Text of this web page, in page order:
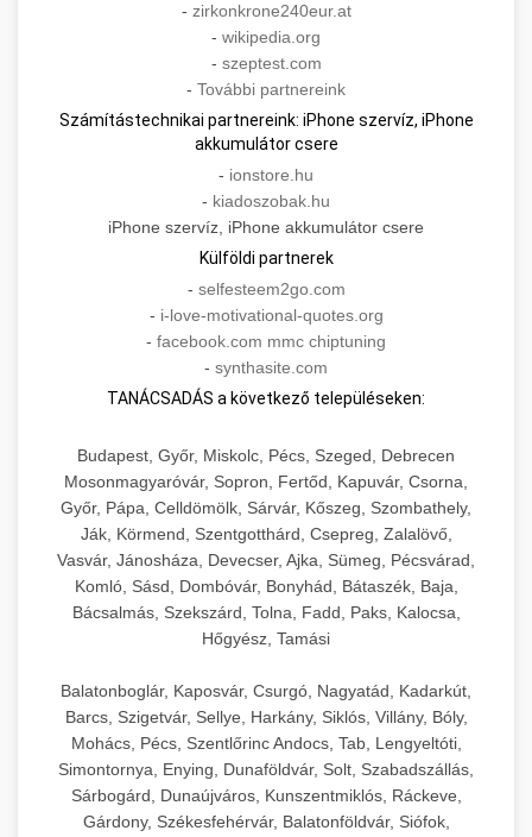
- zirkonkrone240eur.at
- wikipedia.org
- szeptest.com
- További partnereink
Számítástechnikai partnereink: iPhone szervíz, iPhone
akkumulátor csere
- ionstore.hu
- kiadoszobak.hu
iPhone szervíz, iPhone akkumulátor csere
Külföldi partnerek
- selfesteem2go.com
- i-love-motivational-quotes.org
- facebook.com mmc chiptuning
- synthasite.com
TANÁCSADÁS a következő településeken:
Budapest, Győr, Miskolc, Pécs, Szeged, Debrecen
Mosonmagyaróvár, Sopron, Fertőd, Kapuvár, Csorna,
Győr, Pápa, Celldömölk, Sárvár, Kőszeg, Szombathely,
Ják, Körmend, Szentgotthárd, Csepreg, Zalalövő,
Vasvár, Jánosháza, Devecser, Ajka, Sümeg, Pécsvárad,
Komló, Sásd, Dombóvár, Bonyhád, Bátaszék, Baja,
Bácsalmás, Szekszárd, Tolna, Fadd, Paks, Kalocsa,
Hőgyész, Tamási
Balatonboglár, Kaposvár, Csurgó, Nagyatád, Kadarkút,
Barcs, Szigetvár, Sellye, Harkány, Siklós, Villány, Bóly,
Mohács, Pécs, Szentlőrinc Andocs, Tab, Lengyeltóti,
Simontornya, Enying, Dunaföldvár, Solt, Szabadszállás,
Sárbogárd, Dunaújváros, Kunszentmiklós, Ráckeve,
Gárdony, Székesfehérvár, Balatonföldvár, Siófok,